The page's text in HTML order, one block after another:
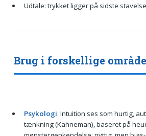
Udtale: trykket ligger på sidste
Brug i forskellige
Psykologi: Intuition ses som hurtig,
tænkning (Kahneman), baseret på